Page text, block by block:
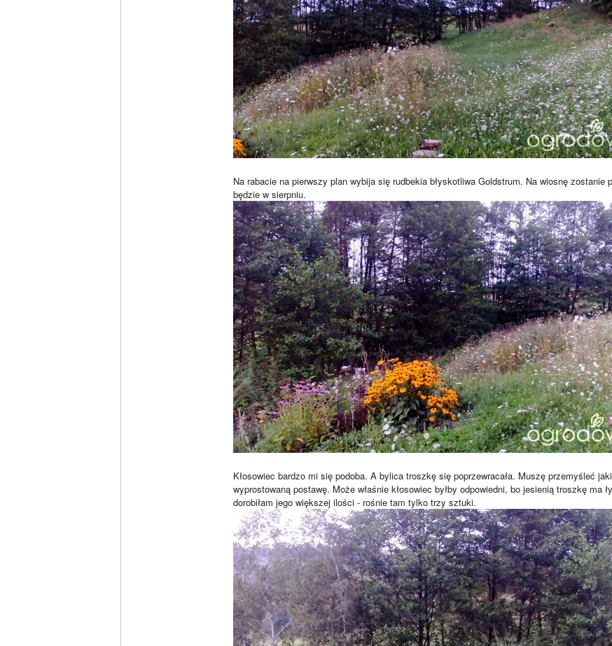
Na rabacie na pierwszy plan wybija się rudbekia błyskotliwa Goldstrum. Na wiosnę
będzie w sierpniu.
Kłosowiec bardzo mi się podoba. A bylica troszkę się poprzewracała. Muszę przemyśleć
wyprostowaną postawę. Może właśnie kłosowiec byłby odpowiedni, bo jesienią troszkę
dorobiłam jego większej ilości - rośnie tam tylko trzy sztuki.